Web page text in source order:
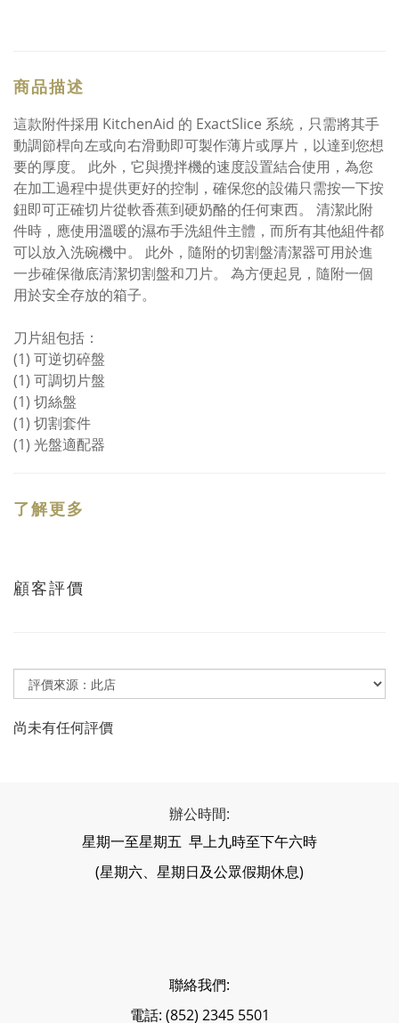
商品描述
這款附件採用 KitchenAid 的 ExactSlice 系統，只需將其手
動調節桿向左或向右滑動即可製作薄片或厚片，以達到您想
要的厚度。 此外，它與攪拌機的速度設置結合使用，為您
在加工過程中提供更好的控制，確保您的設備只需按一下按
鈕即可正確切片從軟香蕉到硬奶酪的任何東西。 清潔此附
件時，應使用溫暖的濕布手洗組件主體，而所有其他組件都
可以放入洗碗機中。 此外，隨附的切割盤清潔器可用於進
一步確保徹底清潔切割盤和刀片。 為方便起見，隨附一個
用於安全存放的箱子。
刀片組包括：
(1) 可逆切碎盤
(1) 可調切片盤
(1) 切絲盤
(1) 切割套件
(1) 光盤適配器
了解更多
顧客評價
尚未有任何評價
辦公時間:
星期一至星期五 早上九時至下午六時
(星期六、星期日及公眾假期休息)
聯絡我們:
電話: (852) 2345 5501